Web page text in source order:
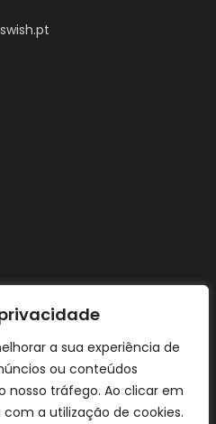
a sua experiência de
ou conteúdos
nosso tráfego. Ao clicar em
a utilização de cookies.